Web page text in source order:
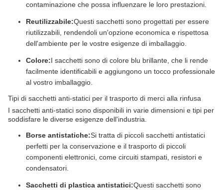
contaminazione che possa influenzare le loro prestazioni.
Reutilizzabile:Questi sacchetti sono progettati per essere
riutilizzabili, rendendoli un'opzione economica e rispettosa
dell'ambiente per le vostre esigenze di imballaggio.
Colore:I sacchetti sono di colore blu brillante, che li rende
facilmente identificabili e aggiungono un tocco professionale
al vostro imballaggio.
Tipi di sacchetti anti-statici per il trasporto di merci alla rinfusa
I sacchetti anti-statici sono disponibili in varie dimensioni e tipi per
soddisfare le diverse esigenze dell'industria.
Borse antistatiche:Si tratta di piccoli sacchetti antistatici
perfetti per la conservazione e il trasporto di piccoli
componenti elettronici, come circuiti stampati, resistori e
condensatori.
Sacchetti di plastica antistatici:Questi sacchetti sono